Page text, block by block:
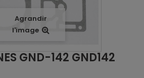
Agrandir
l'image
GND-142 GND142